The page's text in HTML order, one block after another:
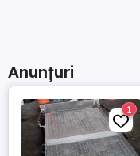
Anunțuri
1